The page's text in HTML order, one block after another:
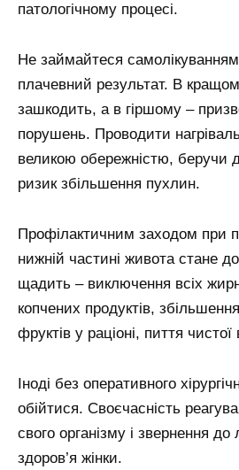
патологічному процесі.
Не займайтеся
плачевний результат. В
зашкодить, а в гіршому –
порушень. Проводити
великою обережністю, беручи
ризик збільшення пухлин.
Профілактичним заходом при
нижній частині живота стане
щадить – виключення всіх
копчених продуктів,
фруктів у раціоні, пиття чистої
Іноді без оперативного
обійтися. Своєчасність
свого організму і звернення до
здоров’я жінки.